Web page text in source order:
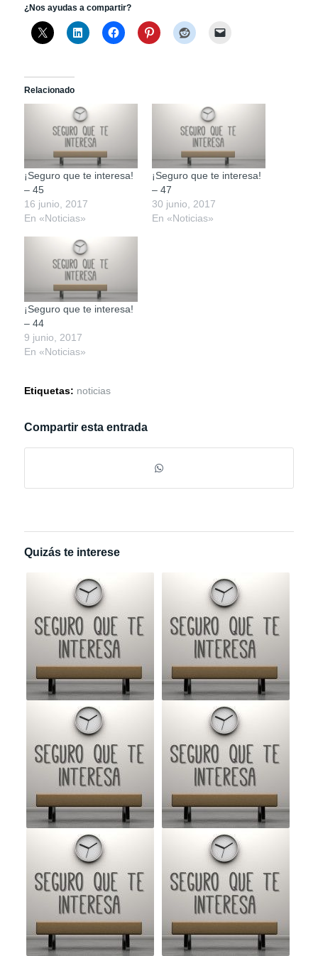
¿Nos ayudas a compartir?
Relacionado
¡Seguro que te interesa!
– 45
16 junio, 2017
En «Noticias»
¡Seguro que te interesa!
– 47
30 junio, 2017
En «Noticias»
¡Seguro que te interesa!
– 44
9 junio, 2017
En «Noticias»
Etiquetas: noticias
Compartir esta entrada
Quizás te interese